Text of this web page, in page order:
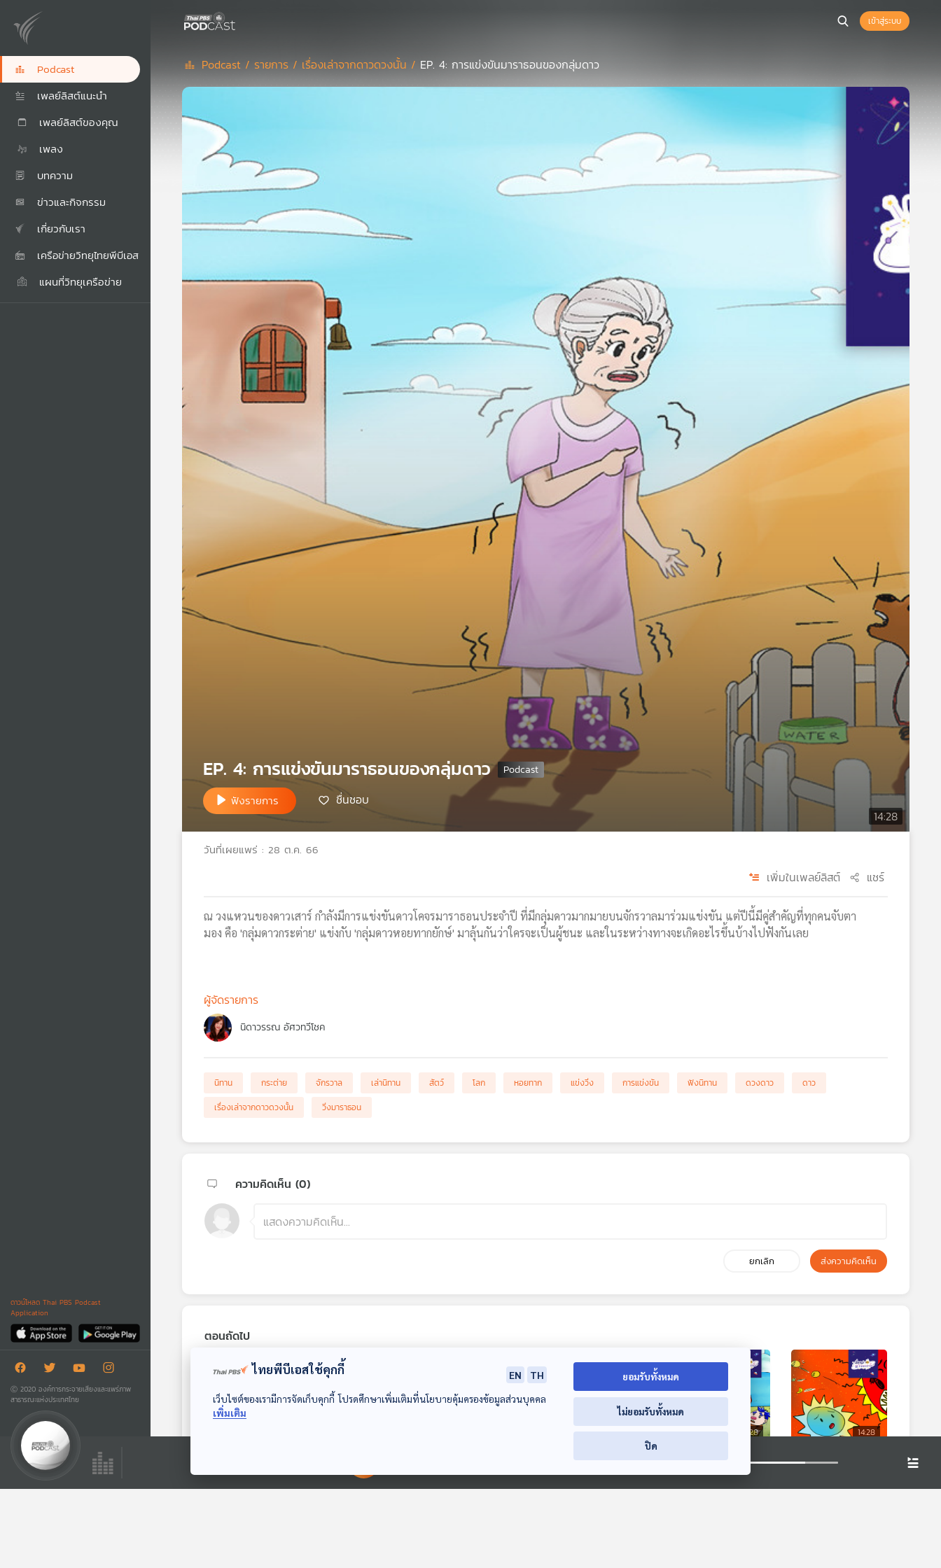
Podcast
เพลย์ลิสต์แนะนำ
เพลย์ลิสต์ของคุณ
เพลง
บทความ
ข่าวและกิจกรรม
เกี่ยวกับเรา
เครือข่ายวิทยุไทยพีบีเอส
แผนที่วิทยุเครือข่าย
ดาวน์โหลด Thai PBS Podcast
Application
Ⓒ 2020 องค์การกระจายเสียงและแพร่ภาพ
สาธารณะแห่งประเทศไทย
เข้าสู่ระบบ
Podcast / รายการ / เรื่องเล่าจากดาวดวงนั้น / EP. 4: การแข่งขันมาราธอนของกลุ่มดาว
14:28
EP. 4: การแข่งขันมาราธอนของกลุ่มดาว
ฟังรายการ ชื่นชอบ
วันที่เผยแพร่ : 28 ต.ค. 66
เพิ่มในเพลย์ลิสต์ แชร์
ณ วงแหวนของดาวเสาร์ กำลังมีการแข่งขันดาวโคจรมาราธอนประจำปี ที่มีกลุ่มดาวมากมายบนจักรวาลมาร่วมแข่งขัน แต่ปีนี้มีคู่สำคัญที่ทุกคนจับตา
มอง คือ 'กลุ่มดาวกระต่าย' แข่งกับ 'กลุ่มดาวหอยทากยักษ์' มาลุ้นกันว่าใครจะเป็นผู้ชนะ และในระหว่างทางจะเกิดอะไรขึ้นบ้างไปฟังกันเลย
ผู้จัดรายการ
นิดาวรรณ อัศวทวีโชค
นิทาน กระต่าย จักรวาล เล่านิทาน สัตว์ โลก หอยทาก แข่งวิ่ง การแข่งขัน ฟังนิทาน ดวงดาว
ดาว
เรื่องเล่าจากดาวดวงนั้น
วิ่งมาราธอน
ความคิดเห็น (0)
ยกเลิก ส่งความคิดเห็น
ตอนถัดไป
กับพรแสนประหลาด
ฟันหลอ
ดาวที่ฝนไม่ตก
14:28
EP. 8: วัวเทียมเกวียน
บนดาวสีรุ้ง
14:28
EP. 9: คนแคระบน
ดาวยักษ์
14:28
EP. 10: ดวงอาทิตย์สี
00:00:00
ไทยพีบีเอสใช้คุกกี้ EN
TH
เว็บไซต์ของเรามีการจัดเก็บคุกกี้ โปรดศึกษาเพิ่มเติมที่นโยบายคุ้มครองข้อมูลส่วนบุคคล
เพิ่มเติม
ยอมรับทั้งหมด
ไม่ยอมรับทั้งหมด
ปิด